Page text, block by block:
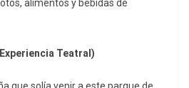
alimentos y bebidas de
Teatral)
que solía venir a este parque de